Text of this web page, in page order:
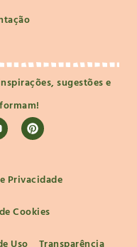
sugestões e
Privacidade
Cookies